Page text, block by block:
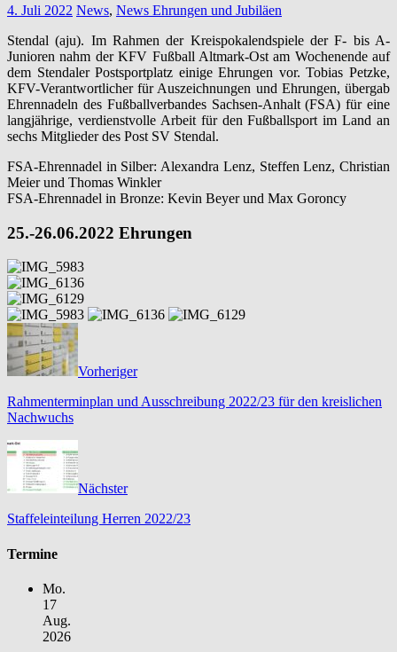
4. Juli 2022 News, News Ehrungen und Jubiläen
Stendal (aju). Im Rahmen der Kreispokalendspiele der F- bis A-
Junioren nahm der KFV Fußball Altmark-Ost am Wochenende auf
dem Stendaler Postsportplatz einige Ehrungen vor. Tobias Petzke,
KFV-Verantwortlicher für Auszeichnungen und Ehrungen, übergab
Ehrennadeln des Fußballverbandes Sachsen-Anhalt (FSA) für eine
langjährige, verdienstvolle Arbeit für den Fußballsport im Land an
sechs Mitglieder des Post SV Stendal.
FSA-Ehrennadel in Silber: Alexandra Lenz, Steffen Lenz, Christian
Meier und Thomas Winkler
FSA-Ehrennadel in Bronze: Kevin Beyer und Max Goroncy
25.-26.06.2022 Ehrungen
Vorheriger
Rahmenterminplan und Ausschreibung 2022/23 für den kreislichen
Nachwuchs
Nächster
Staffeleinteilung Herren 2022/23
Termine
Mo.
17
Aug.
2026